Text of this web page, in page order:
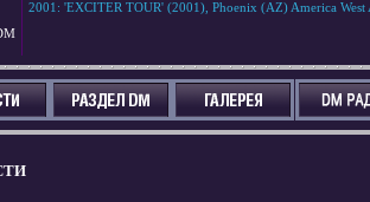
2001 : 'EXCITER TOUR' (2001), Phoenix (AZ) America West